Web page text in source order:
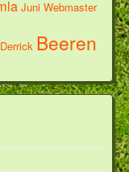
Juni Webmaster
Derrick Beeren